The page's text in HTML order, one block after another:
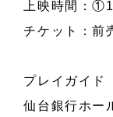
上映時間：
チケット：前
プレイガイド
仙台銀行ホー